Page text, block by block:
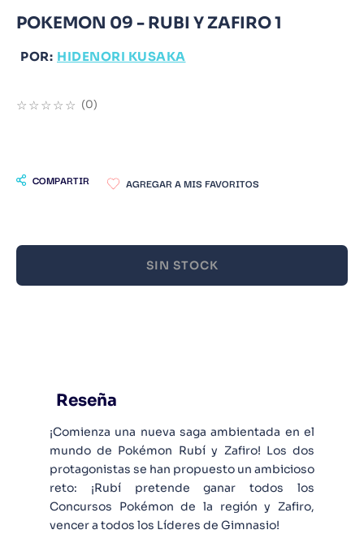
POKEMON 09 - RUBI Y ZAFIRO 1
POR: HIDENORI KUSAKA
☆☆☆☆☆ (0)
COMPARTIR
SIN STOCK
Reseña
¡Comienza una nueva saga ambientada en el
mundo de Pokémon Rubí y Zafiro! Los dos
protagonistas se han propuesto un ambicioso
reto: ¡Rubí pretende ganar todos los
Concursos Pokémon de la región y Zafiro,
vencer a todos los Líderes de Gimnasio!
9. Warhammer
10. Infantil